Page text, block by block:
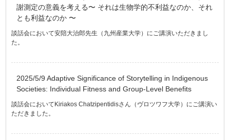
謝測定の意義を考える〜 それは生物学的不利益なのか、それ
とも利益なのか 〜
談話会において安陪大治郎先生（九州産業大学）にご講演いただきまし
た。
2025/5/9 Adaptive Significance of Storytelling in Indigenous
Societies: Individual Fitness and Group-Level Benefits
談話会においてKiriakos Chatzipentidisさん（ヴロツワフ大学）にご講演い
ただきました。